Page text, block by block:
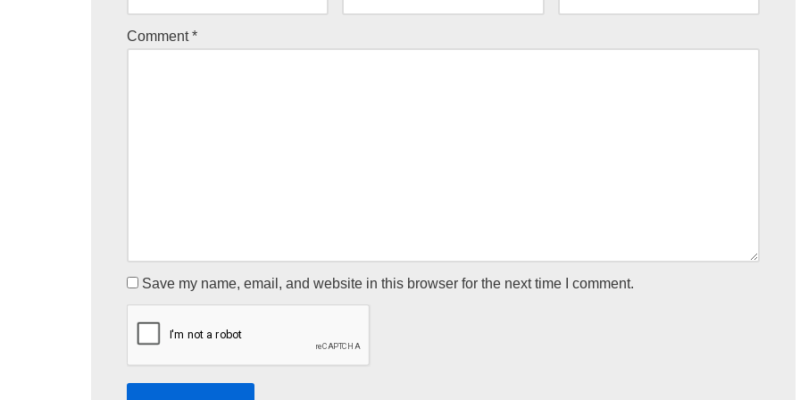
Comment*
Save my name, email, and website in this browser for the next time I comment.